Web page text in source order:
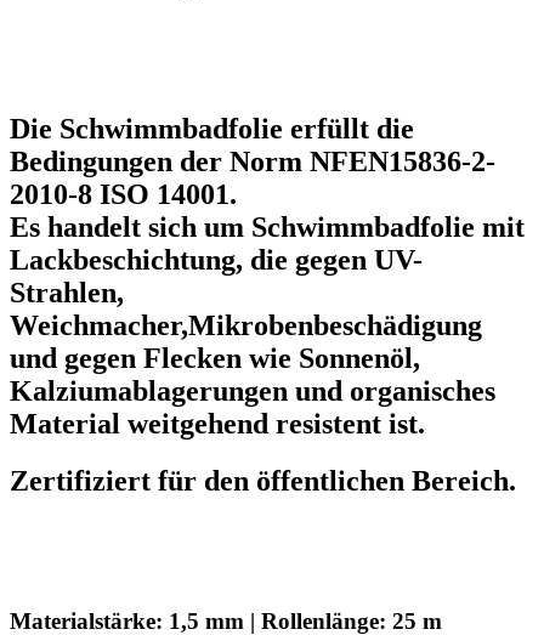
Die Schwimmbadfolie erfüllt die
Bedingungen der Norm NFEN15836-2-
2010-8 ISO 14001.
Es handelt sich um Schwimmbadfolie mit
Lackbeschichtung, die gegen UV-
Strahlen,
Weichmacher,Mikrobenbeschädigung
und gegen Flecken wie Sonnenöl,
Kalziumablagerungen und organisches
Material weitgehend resistent ist.
Zertifiziert für den öffentlichen Bereich.
Materialstärke: 1,5 mm | Rollenlänge: 25 m